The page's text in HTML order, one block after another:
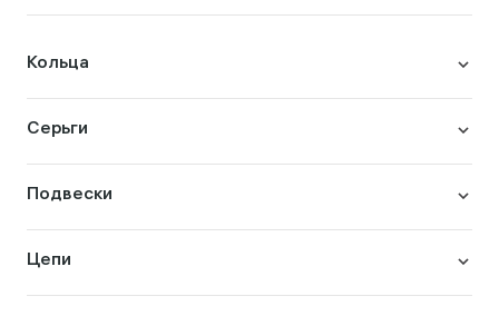
Кольца
Серьги
Подвески
Цепи